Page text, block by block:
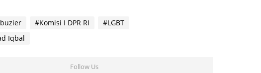
#Komisi I DPR RI
#LGBT
Iqbal
Follow Us